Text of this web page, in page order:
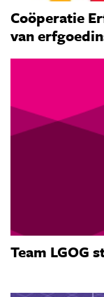
Coöperatie
van
Team LGOG